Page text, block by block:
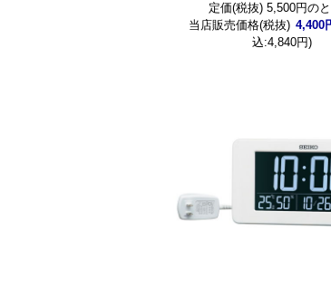
定価(税抜) 5,500円の
当店販売価格(税抜) 4,400
込:4,840円)